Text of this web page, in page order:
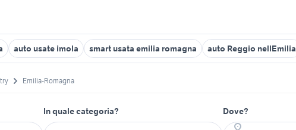
auto usate imola smart usata emilia romagna auto Reggio nellEmilia
Emilia-Romagna
In quale categoria? Dove?